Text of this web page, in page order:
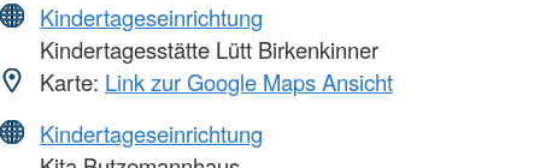
Kindertageseinrichtung
Kindertagesstätte Lütt Birkenkinner
Karte: Link zur Google Maps Ansicht
Kindertageseinrichtung